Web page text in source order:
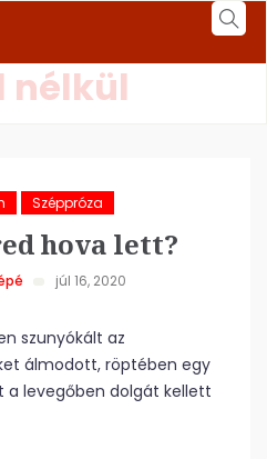
nélkül
Széppróza
hova lett?
júl 16, 2020
szunyókált az
álmodott, röptében egy
levegőben dolgát kellett